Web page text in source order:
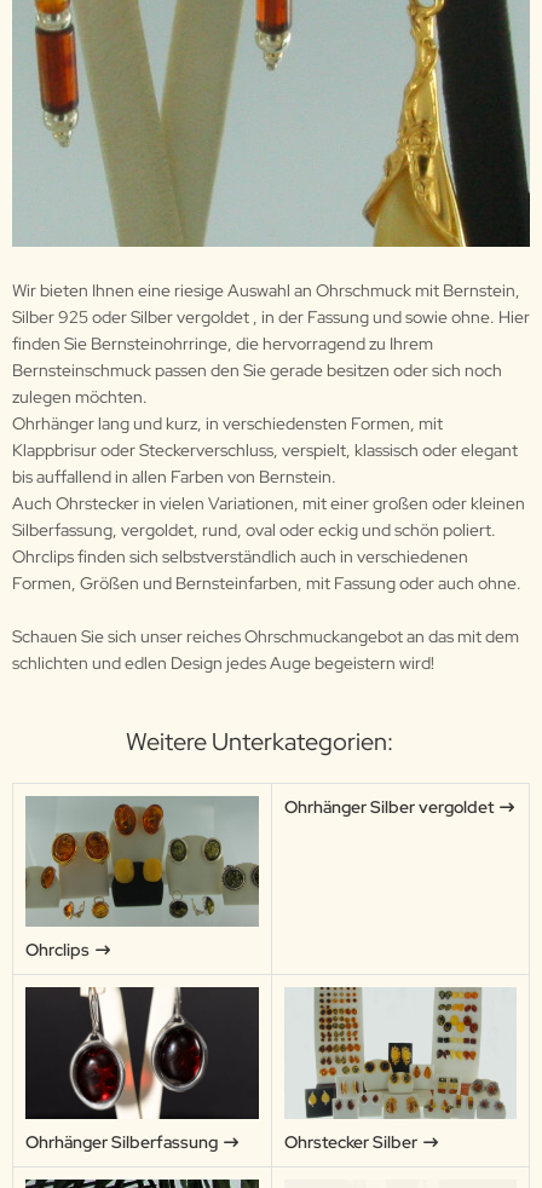
Wir bieten Ihnen eine riesige Auswahl an Ohrschmuck mit Bernstein,
Silber 925 oder Silber vergoldet , in der Fassung und sowie ohne. Hier
finden Sie Bernsteinohrringe, die hervorragend zu Ihrem
Bernsteinschmuck passen den Sie gerade besitzen oder sich noch
zulegen möchten.
Ohrhänger lang und kurz, in verschiedensten Formen, mit
Klappbrisur oder Steckerverschluss, verspielt, klassisch oder elegant
bis auffallend in allen Farben von Bernstein.
Auch Ohrstecker in vielen Variationen, mit einer großen oder kleinen
Silberfassung, vergoldet, rund, oval oder eckig und schön poliert.
Ohrclips finden sich selbstverständlich auch in verschiedenen
Formen, Größen und Bernsteinfarben, mit Fassung oder auch ohne.
Schauen Sie sich unser reiches Ohrschmuckangebot an das mit dem
schlichten und edlen Design jedes Auge begeistern wird!
Weitere Unterkategorien:
Ohrclips
Ohrhänger Silber vergoldet
Ohrhänger Silberfassung Ohrstecker Silber